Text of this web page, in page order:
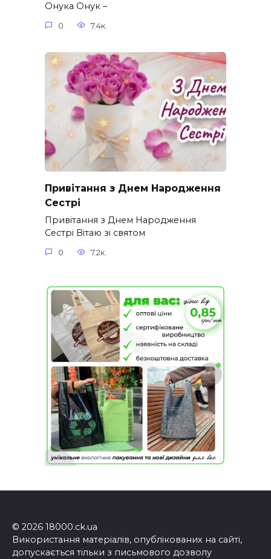
Онука Онук –
0 7.4к.
Привітання з Днем Народження
Сестрі
Привітання з Днем Народження
Сестрі Вітаю зі святом
0 7.2к.
© 2026 18000.ck.ua
Використання матеріалів, опублікованих на сайті,
допускається тільки з письмового дозволу